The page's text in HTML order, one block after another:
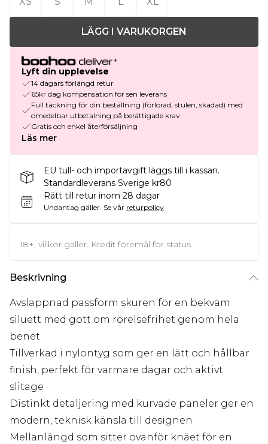
LÄGG I VARUKORGEN
Lyft din upplevelse
14 dagars förlängd retur
65kr dag kompensation för sen leverans
Full täckning för din beställning (förlorad, stulen, skadad) med
omedelbar utbetalning på berättigade krav
Gratis och enkel återförsäljning
Läs mer
EU tull- och importavgift läggs till i kassan.
Standardleverans Sverige kr80
Rätt till retur inom 28 dagar
Undantag gäller. Se vår returpolicy
18+, villkor gäller. Kredit föremål för status
Beskrivning
Avslappnad passform skuren för en bekväm
siluett med gott om rörelsefrihet genom hela
benet
Tillverkad i nylontyg som ger en lätt och hållbar
finish, perfekt för varmare dagar och aktivt
slitage
Distinkt detaljering med kurvade paneler ger en
modern, teknisk känsla till designen
Mellanlängd som sitter ovanför knäet för en